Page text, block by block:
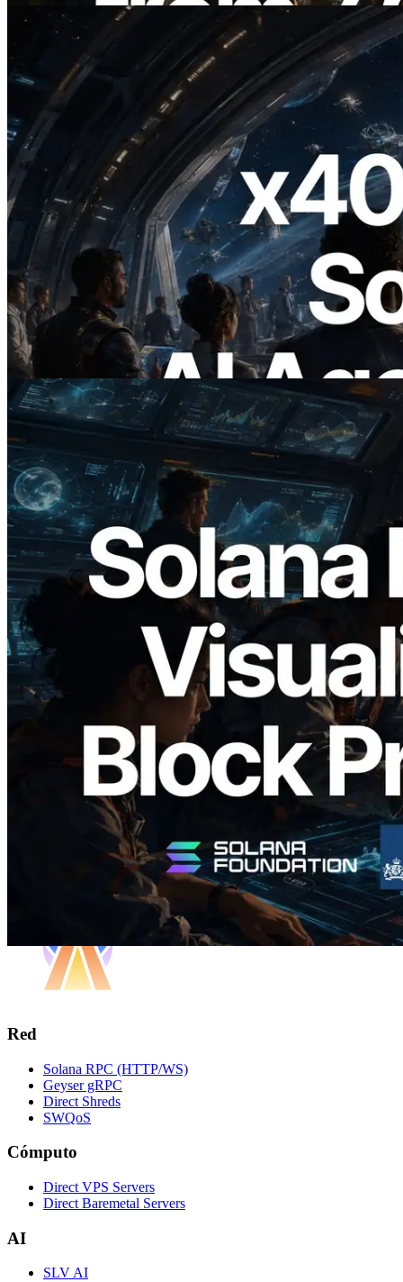
2026.07.04
ERPC lanza Solana RPC compatible con
x402 — La era en la que los agentes de IA
pagan bajo demanda por las API que
necesitan
Leer este artículo
2026.05.24
Validators Solutions lanza el Solana Block
Analyzer — Visualización del tiempo de
producción de bloque por slot y del
Validador asignado
Leer este artículo
Red
Solana RPC (HTTP/WS)
Geyser gRPC
Direct Shreds
SWQoS
Cómputo
Direct VPS Servers
Direct Baremetal Servers
AI
SLV AI